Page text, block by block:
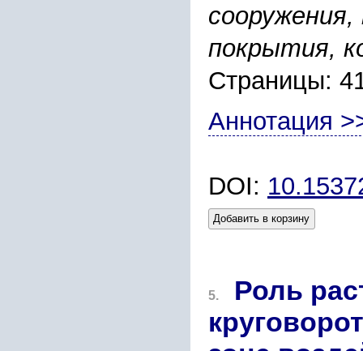
покрытия,
Страницы:
Аннотация
DOI:
Добавить в корзину
5.
Роль